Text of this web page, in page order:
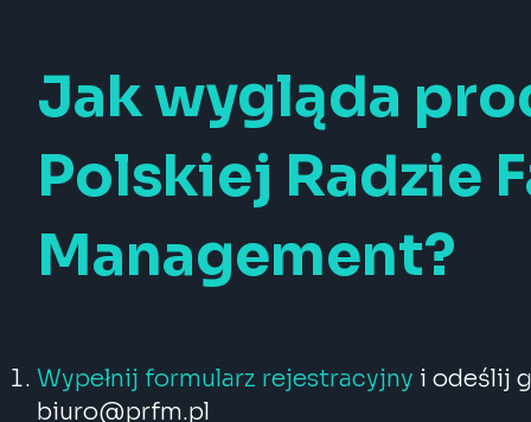
Jak wygląda
Polskiej Radzie
Management?
Wypełnij formularz rejestracyjny i odeślij
biuro@prfm.pl